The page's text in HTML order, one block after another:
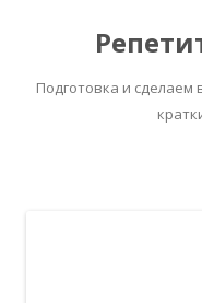
Подготовка и